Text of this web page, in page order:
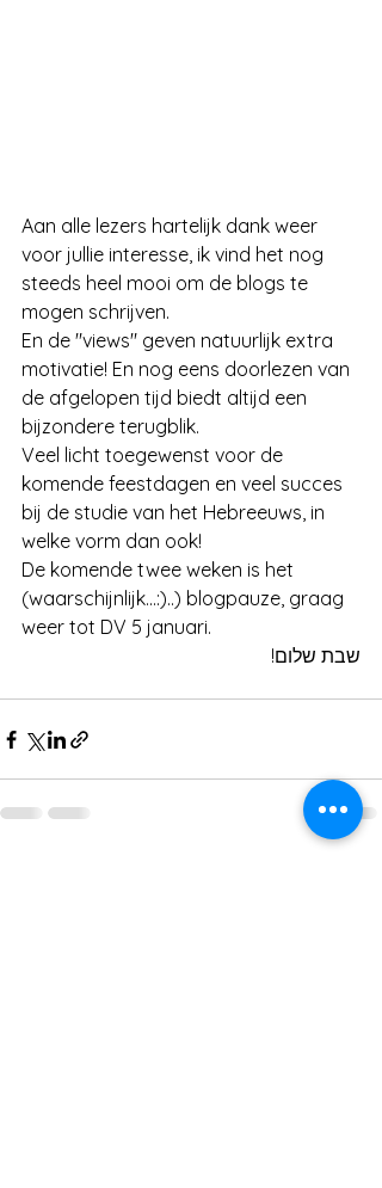
Aan alle lezers hartelijk dank weer
voor jullie interesse, ik vind het nog
steeds heel mooi om de blogs te
mogen schrijven.
En de "views" geven natuurlijk extra
motivatie! En nog eens doorlezen van
de afgelopen tijd biedt altijd een
bijzondere terugblik.
Veel licht toegewenst voor de
komende feestdagen en veel succes
bij de studie van het Hebreeuws, in
welke vorm dan ook!
De komende twee weken is het
(waarschijnlijk...:)..) blogpauze, graag
weer tot DV 5 januari.
שבת שלום!